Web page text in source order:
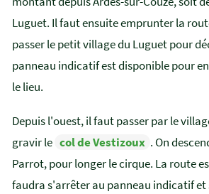
Luguet. Il faut ensuite emprunter la
passer le petit village du Luguet pour
panneau indicatif est disponible pour
le lieu.
Depuis l'ouest, il faut passer par le
gravir le col de Vestizoux . On
Parrot, pour longer le cirque. La route
faudra s'arrêter au panneau indicatif